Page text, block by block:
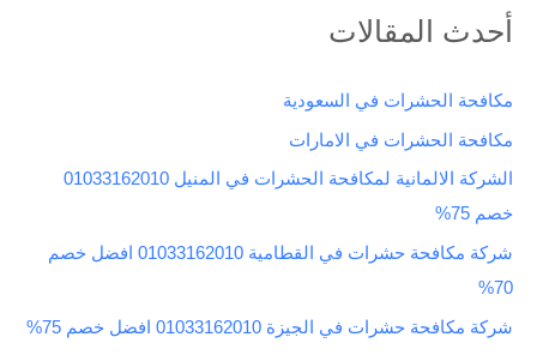
ب
ح
ن
:
أحدث المقالات
مكافحة الحشرات في السعودية
مكافحة الحشرات في الامارات
الشركة الالمانية لمكافحة الحشرات في المنيل 01033162010
خصم 75%
شركة مكافحة حشرات في القطامية 01033162010 افضل خصم
70%
شركة مكافحة حشرات في الجيزة 01033162010 افضل خصم 75%